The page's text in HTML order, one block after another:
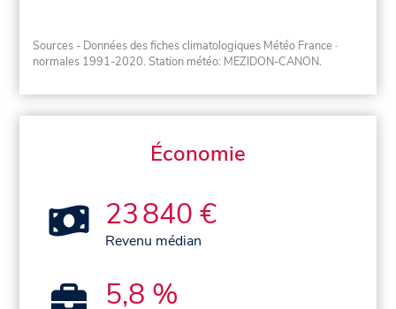
Sources - Données des fiches climatologiques Météo France ·
normales 1991-2020. Station météo: MEZIDON-CANON.
Économie
23 840 €
Revenu médian
5,8 %